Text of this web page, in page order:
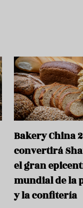
Bakery China
convertirá
el gran
mundial de la
y la confitería